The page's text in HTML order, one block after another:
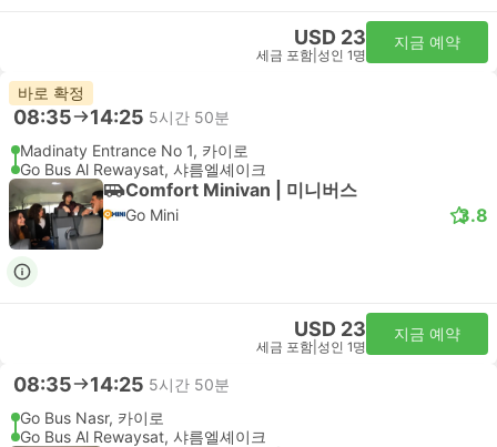
USD 23
세금 포함 성인 1명
지금 예약
바로 확정
08:35 14:25 5시간 50분
Madinaty Entrance No 1, 카이로
Go Bus Al Rewaysat, 샤름엘셰이크
Comfort Minivan | 미니버스
Go Mini 3.8
USD 23
세금 포함 성인 1명
지금 예약
08:35 14:25 5시간 50분
Go Bus Nasr, 카이로
Go Bus Al Rewaysat, 샤름엘셰이크